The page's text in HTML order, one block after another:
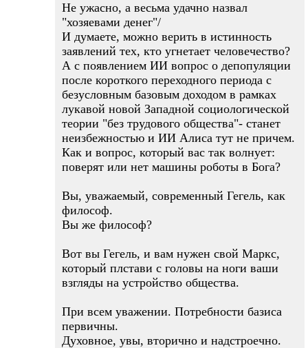
Не ужасно, а весьма удачно назвал
"хозяевами денег"/
И думаете, можно верить в истинность
заявлений тех, кто угнетает человечество?
А с появлением ИИ вопрос о депопуляции
после короткого переходного периода с
безусловным базовым доходом в рамках
лукавой новой Западной социологической
теории "без трудового общества"- станет
неизбежностью и ИИ Алиса тут не причем.
Как и вопрос, который вас так волнует:
поверят или нет машины роботы в Бога?
Вы, уважаемый, современный Гегель, как
философ.
Вы же философ?
Вот вы Гегель, и вам нужен свой Маркс,
который плстави с головы на ноги ваши
взгляды на устройство общества.
При всем уважении. Потребности базиса
первичны.
Духовное, увы, вторично и надстроечно.